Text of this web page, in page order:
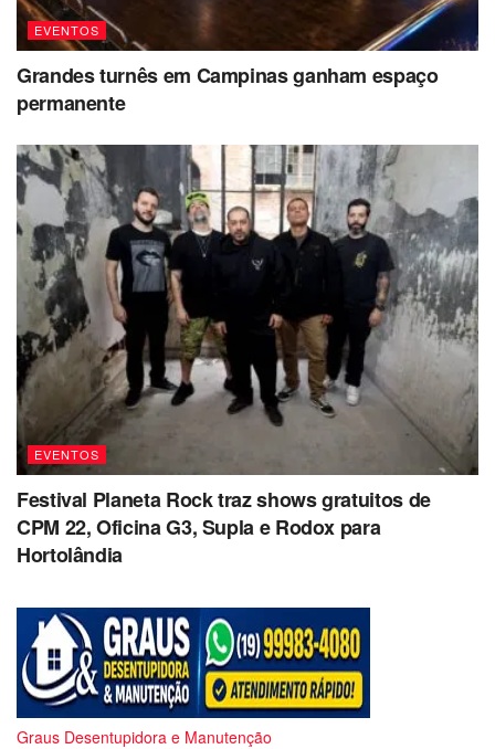
EVENTOS
Grandes turnês em Campinas ganham espaço
permanente
EVENTOS
Festival Planeta Rock traz shows gratuitos de
CPM 22, Oficina G3, Supla e Rodox para
Hortolândia
Graus Desentupidora e Manutenção